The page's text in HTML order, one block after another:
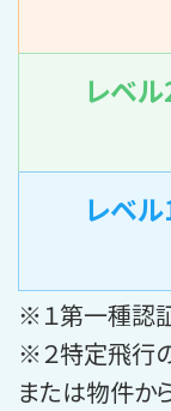
レベ
レベ
※１第一種認
※２特定飛行の
または物件か